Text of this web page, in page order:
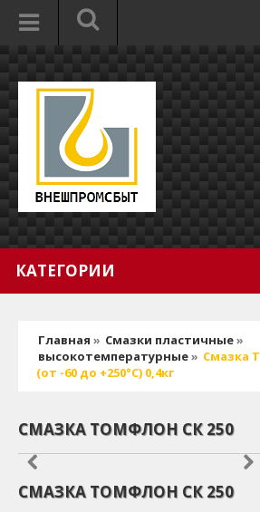
КАТЕГОРИИ
Главная » Смазки пластичные»
высокотемпературные» Смазка
(от -60 до +250°C) 0,4кг
СМАЗКА ТОМФЛОН СК 250
СМАЗКА ТОМФЛОН СК 250